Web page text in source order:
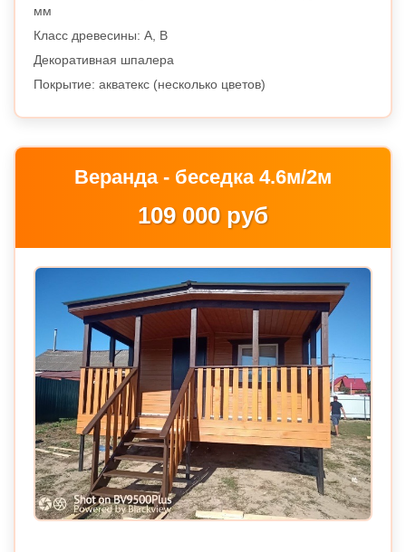
мм
Класс древесины: A, B
Декоративная шпалера
Покрытие: акватекс (несколько цветов)
Веранда - беседка 4.6м/2м
109 000 руб